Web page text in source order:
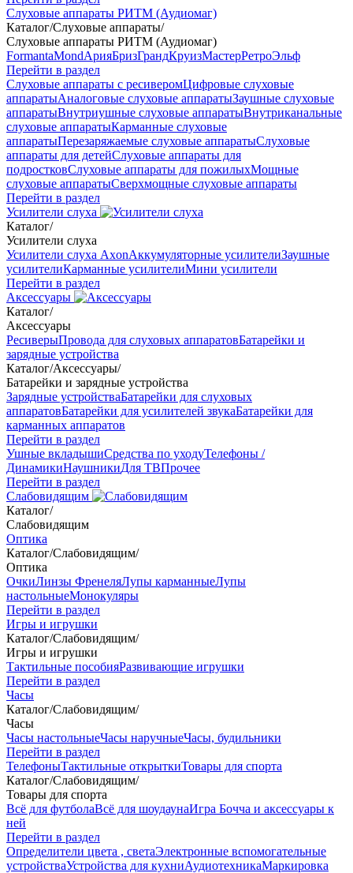
Слуховые аппараты РИТМ (Аудиомаг)
Каталог/Слуховые аппараты/
Слуховые аппараты РИТМ (Аудиомаг)
FormantaMondАрияБризГрандКруизМастерРетроЭльф
Перейти в раздел
Слуховые аппараты с ресиверомЦифровые слуховые
аппаратыАналоговые слуховые аппаратыЗаушные слуховые
аппаратыВнутриушные слуховые аппаратыВнутриканальные
слуховые аппаратыКарманные слуховые
аппаратыПерезаряжаемые слуховые аппаратыСлуховые
аппараты для детейСлуховые аппараты для
подростковСлуховые аппараты для пожилыхМощные
слуховые аппаратыСверхмощные слуховые аппараты
Перейти в раздел
Усилители слуха
Каталог/
Усилители слуха
Усилители слуха AxonАккумуляторные усилителиЗаушные
усилителиКарманные усилителиМини усилители
Перейти в раздел
Аксессуары
Каталог/
Аксессуары
РесиверыПровода для слуховых аппаратовБатарейки и
зарядные устройства
Каталог/Аксессуары/
Батарейки и зарядные устройства
Зарядные устройстваБатарейки для слуховых
аппаратовБатарейки для усилителей звукаБатарейки для
карманных аппаратов
Перейти в раздел
Ушные вкладышиСредства по уходуТелефоны /
ДинамикиНаушникиДля ТВПрочее
Перейти в раздел
Слабовидящим
Каталог/
Слабовидящим
Оптика
Каталог/Слабовидящим/
Оптика
ОчкиЛинзы ФренеляЛупы карманныеЛупы
настольныеМонокуляры
Перейти в раздел
Игры и игрушки
Каталог/Слабовидящим/
Игры и игрушки
Тактильные пособияРазвивающие игрушки
Перейти в раздел
Часы
Каталог/Слабовидящим/
Часы
Часы настольныеЧасы наручныеЧасы, будильники
Перейти в раздел
ТелефоныТактильные открыткиТовары для спорта
Каталог/Слабовидящим/
Товары для спорта
Всё для футболаВсё для шоудаунаИгра Бочча и аксессуары к
ней
Перейти в раздел
Определители цвета , светаЭлектронные вспомогательные
устройстваУстройства для кухниАудиотехникаМаркировка